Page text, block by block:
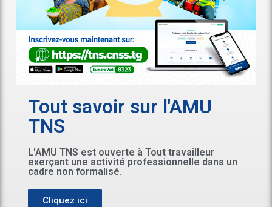
Tout savoir sur l'AMU
TNS
L'AMU TNS est ouverte à Tout travailleur
exerçant une activité professionnelle dans un
cadre non formalisé.
Cliquez ici